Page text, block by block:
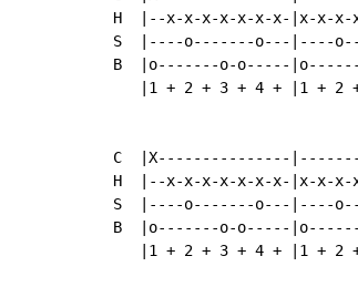
H  |--x-x-x-x-x-x-x-|x-x-
S  |----o-------o---|----
B  |o-------o-o-----
|1 + 2 + 3 + 4 + |1 + 2
C  |X---------------
H  |--x-x-x-x-x-x-x-|x-x-x-
S  |----o-------o---|----
B  |o-------o-o-----
|1 + 2 + 3 + 4 + |1 + 2